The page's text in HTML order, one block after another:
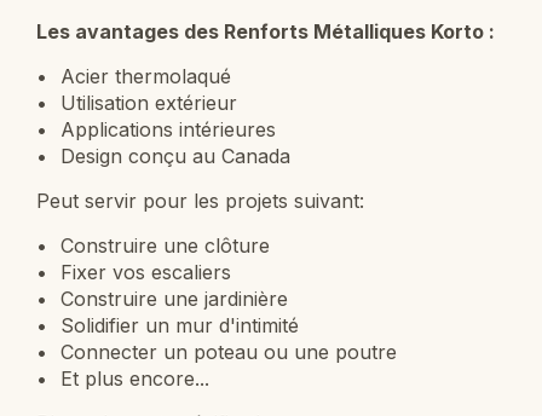
Les avantages des Renforts Métalliques Korto :
Acier thermolaqué
Utilisation extérieur
Applications intérieures
Design conçu au Canada
Peut servir pour les projets suivant:
Construire une clôture
Fixer vos escaliers
Construire une jardinière
Solidifier un mur d'intimité
Connecter un poteau ou une poutre
Et plus encore...